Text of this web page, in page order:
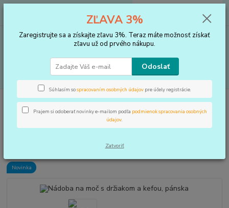
za0 €
Úvod POMÔCKY DO KÚPEĽNE
Nádoba na moč s držiakom a kefou,
pánska
Nádoba na moč s držiakom a
Novinka
ZĽAVA 3%
Zaregistrujte sa a získajte zľavu 3%. Teraz máte možnosť získať
zľavu už od prvého nákupu.
Odoslať
Súhlasím sospracovaním osobných údajov pre účely registrácie.
Prajem si odoberať novinky e-mailom podľa podmienok spracovania osobných
údajov.
Zatvoriť